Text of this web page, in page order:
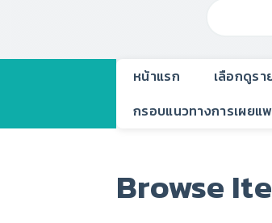
หน้าแรก เลือกดูรา
กรอบแนวทางการเผย
Browse